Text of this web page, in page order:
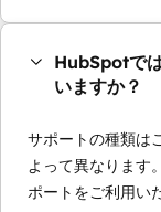
HubSpotで
いますか？
サポートの種類は
よって異なります
ポートをご利用い